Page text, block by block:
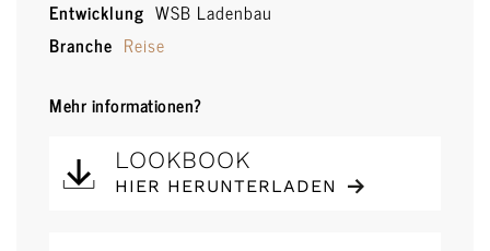
Entwicklung WSB Ladenbau
Branche Reise
Mehr informationen?
LOOKBOOK
HIER HERUNTERLADEN